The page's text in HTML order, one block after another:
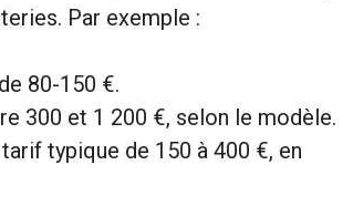
Par exemple :
80-150 €.
300 et 1 200 €, selon le modèle.
tarif typique de 150 à 400 €, en